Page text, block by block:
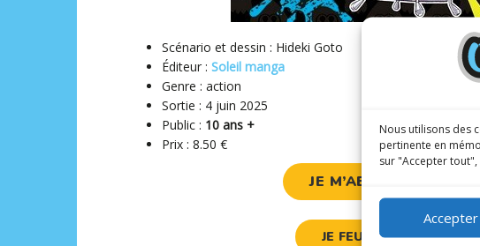
Nous utilisons des
pertinente en
sur "Accepter
Accepter
Scénario et dessin : Hideki Goto
Éditeur : Soleil manga
Genre : action
Sortie : 4 juin 2025
Public : 10 ans +
Prix : 8.50 €
JE M’ABONNE AU
JE FEUILLETTE LE